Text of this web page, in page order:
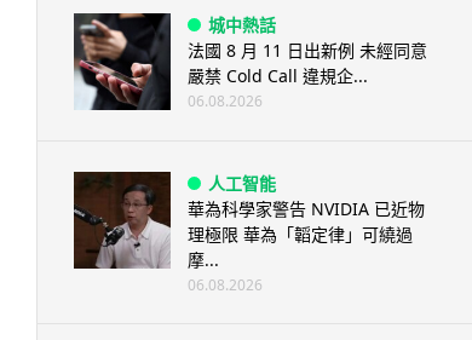
城中熱話
法國 8 月 11 日出新例 未經同意
嚴禁 Cold Call 違規企...
06.08.2026
人工智能
華為科學家警告 NVIDIA 已近物
理極限 華為「韜定律」可繞過
摩...
06.08.2026